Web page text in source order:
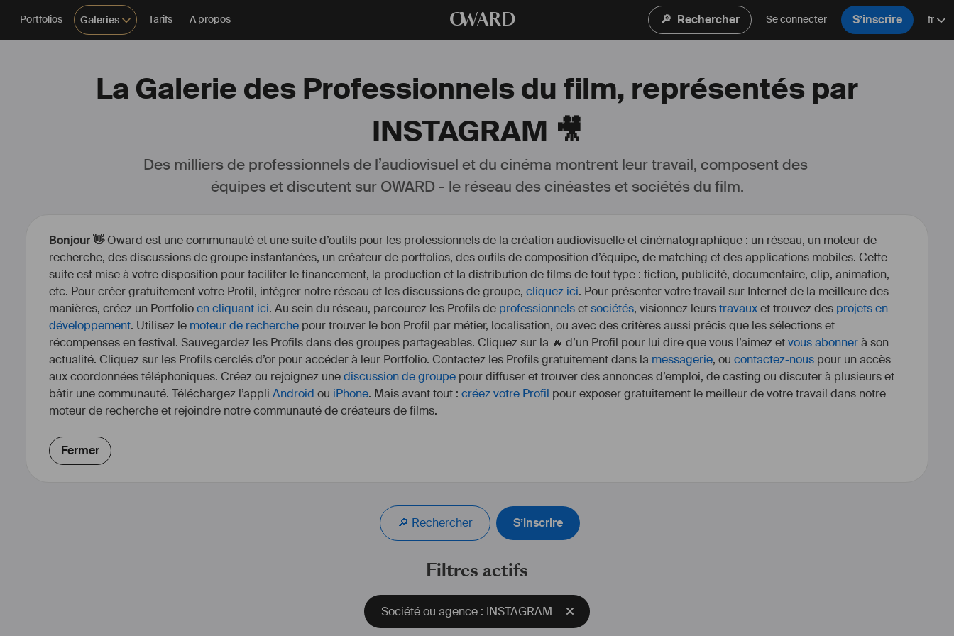
Portfolios Galeries Tarifs A propos OWARD 🔎 Rechercher Se connecter S’inscrire fr
La Galerie des Professionnels du film, représentés par
INSTAGRAM 🎥
Des milliers de professionnels de l’audiovisuel et du cinéma montrent leur travail, composent des
équipes et discutent sur OWARD - le réseau des cinéastes et sociétés du film.
Bonjour 👋Oward est une communauté et une suite d’outils pour les professionnels de la création audiovisuelle et cinématographique : un réseau, un moteur de
recherche, des discussions de groupe instantanées, un créateur de portfolios, des outils de composition d’équipe, de matching et des applications mobiles. Cette
suite est mise à votre disposition pour faciliter le financement, la production et la distribution de films de tout type : fiction, publicité, documentaire, clip, animation,
etc. Pour créer gratuitement votre Profil, intégrer notre réseau et les discussions de groupe, cliquez ici. Pour présenter votre travail sur Internet de la meilleure des
manières, créez un Portfolioen cliquant ici. Au sein du réseau, parcourez les Profils de professionnelsetsociétés, visionnez leurstravauxet trouvez des projets en
développement. Utilisez le moteur de recherche pour trouver le bon Profil par métier, localisation, ou avec des critères aussi précis que les sélections et
récompenses en festival. Sauvegardez les Profils dans des groupes partageables. Cliquez sur la 🔥 d’un Profil pour lui dire que vous l’aimez etvous abonnerà son
actualité. Cliquez sur les Profils cerclés d’or pour accéder à leur Portfolio. Contactez les Profils gratuitement dans la messagerie, ou contactez-nous pour un accès
aux coordonnées téléphoniques. Créez ou rejoignez unediscussion de groupe pour diffuser et trouver des annonces d’emploi, de casting ou discuter à plusieurs et
bâtir une communauté. Téléchargez l’appli Android ou iPhone. Mais avant tout : créez votre Profil pour exposer gratuitement le meilleur de votre travail dans notre
moteur de recherche et rejoindre notre communauté de créateurs de films.
Fermer
🔎 Rechercher S’inscrire
Filtres actifs
Société ou agence : INSTAGRAM
la bonne équipe.
Director | Screenwriter | Producer
Europe et je crois aux belles histoires avec une "diversité"
et qui, de surcroit, font réfléchir.
Je travaille aussi bien en français qu'en anglais.